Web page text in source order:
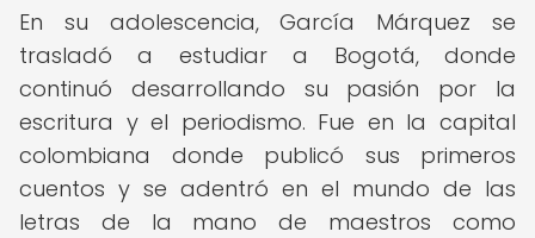
En su adolescencia, García Márquez se
trasladó a estudiar a Bogotá, donde
continuó desarrollando su pasión por la
escritura y el periodismo. Fue en la capital
colombiana donde publicó sus primeros
cuentos y se adentró en el mundo de las
letras de la mano de maestros como